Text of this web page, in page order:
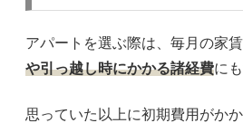
アパートを選ぶ際は、毎月の家賃
や引っ越し時にかかる諸経費に
思っていた以上に初期費用がか